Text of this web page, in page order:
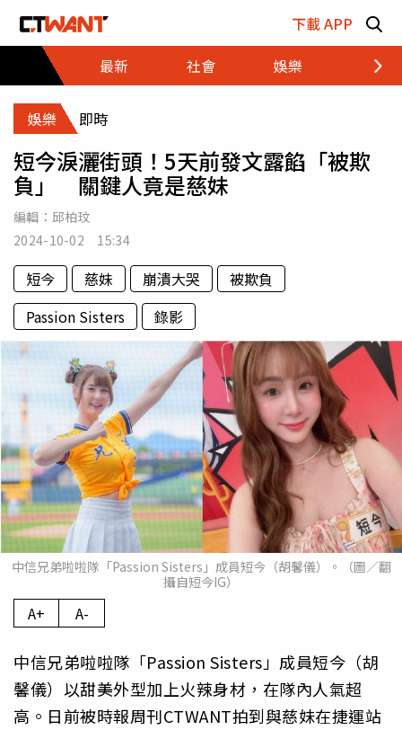
下載 APP
最新
社會 娛樂 財經
娛樂 即時
短今淚灑街頭！5天前發文露餡「被欺
負」 關鍵人竟是慈妹
編輯： 邱柏玟
2024-10-02 15:34
短今 慈妹 崩潰大哭
被欺負
Passion Sisters
錄影
中信兄弟啦啦隊「Passion Sisters」成員短今（胡馨儀）。（圖／翻
攝自短今IG）
A+ A-
中信兄弟啦啦隊「Passion Sisters」成員短今（胡
馨儀）以甜美外型加上火辣身材，在隊內人氣超
高。日前被時報周刊CTWANT拍到與慈妹在捷運站